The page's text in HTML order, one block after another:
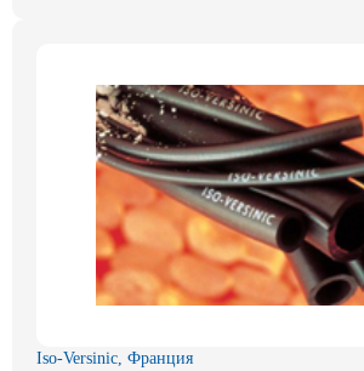
Iso-Versinic, Франция